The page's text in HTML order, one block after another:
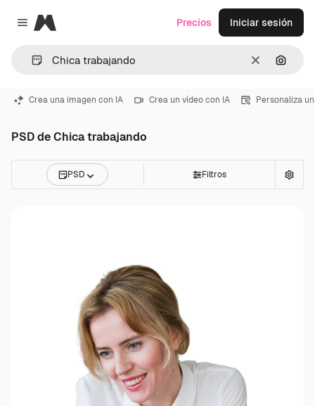
Close menu
Magnific
Borrar
Precios Iniciar sesión
Crea una imagen con IA Crea un vídeo con IA Personaliza
PSD de Chica trabajando
PSD Filtros